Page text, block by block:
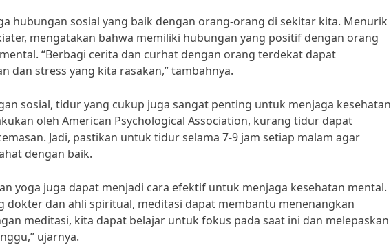
hubungan sosial yang baik dengan orang-orang di sekitar kita. Menurik
mengatakan bahwa memiliki hubungan yang positif dengan orang
“Berbagi cerita dan curhat dengan orang terdekat dapat
dan stress yang kita rasakan,” tambahnya.
sosial, tidur yang cukup juga sangat penting untuk menjaga kesehatan
oleh American Psychological Association, kurang tidur dapat
Jadi, pastikan untuk tidur selama 7-9 jam setiap malam agar
dengan baik.
yoga juga dapat menjadi cara efektif untuk menjaga kesehatan mental.
dokter dan ahli spiritual, meditasi dapat membantu menenangkan
meditasi, kita dapat belajar untuk fokus pada saat ini dan melepaskan
ujarnya.